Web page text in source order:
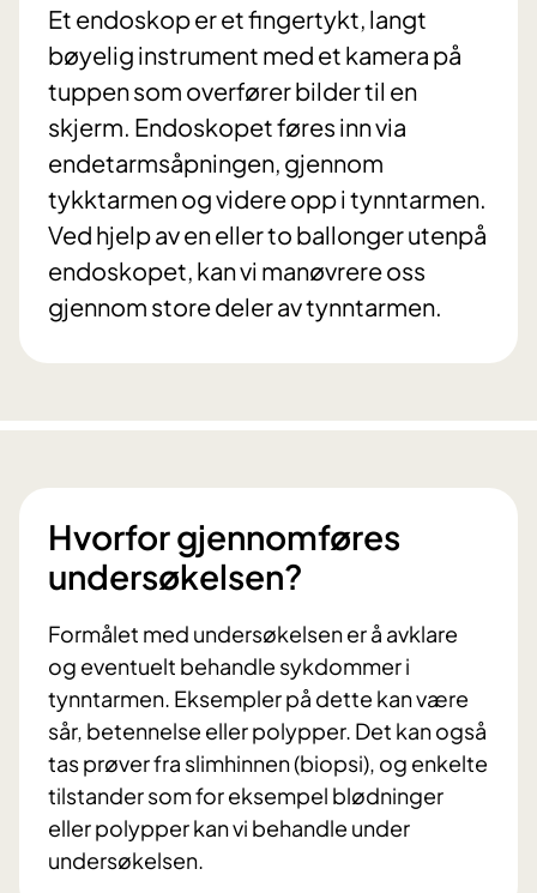
Et endoskop er et fingertykt, langt
bøyelig instrument med et kamera på
tuppen som overfører bilder til en
skjerm. Endoskopet føres inn via
endetarmsåpningen, gjennom
tykktarmen og videre opp i tynntarmen.
Ved hjelp av en eller to ballonger utenpå
endoskopet, kan vi manøvrere oss
gjennom store deler av tynntarmen.
Hvorfor gjennomføres
undersøkelsen?
Formålet med undersøkelsen er å avklare
og eventuelt behandle sykdommer i
tynntarmen. Eksempler på dette kan være
sår, betennelse eller polypper. Det kan også
tas prøver fra slimhinnen (biopsi), og enkelte
tilstander som for eksempel blødninger
eller polypper kan vi behandle under
undersøkelsen.